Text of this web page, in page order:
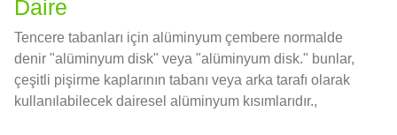
Daire
Tencere tabanları için alüminyum çembere normalde
denir "alüminyum disk" veya "alüminyum disk." bunlar,
çeşitli pişirme kaplarının tabanı veya arka tarafı olarak
kullanılabilecek dairesel alüminyum kısımlarıdır.,